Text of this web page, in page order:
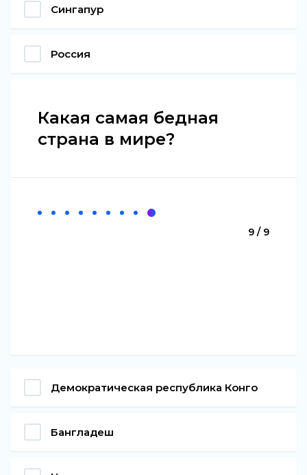
Сингапур
Россия
Какая самая бедная
страна в мире?
9 / 9
Демократическая республика Конго
Бангладеш